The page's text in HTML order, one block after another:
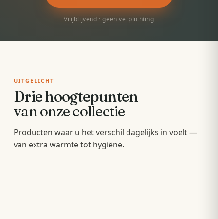
Vrijblijvend · geen verplichting
UITGELICHT
Drie hoogtepunten
van onze collectie
Producten waar u het verschil dagelijks in voelt —
van extra warmte tot hygiëne.
Badkamermeubels
Hang- en staande meubels met soft-close — op
Sunshowers
Spoeltoiletten